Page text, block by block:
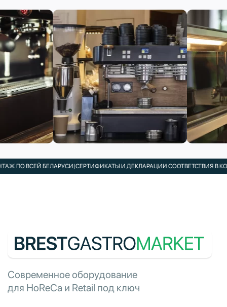
БЕЛАРУСИ|СЕРТИФИКАТЫ И ДЕКЛАРАЦИИ СООТВЕТСТВИЯ В
Современное оборудование
для HoReCa и Retail под ключ